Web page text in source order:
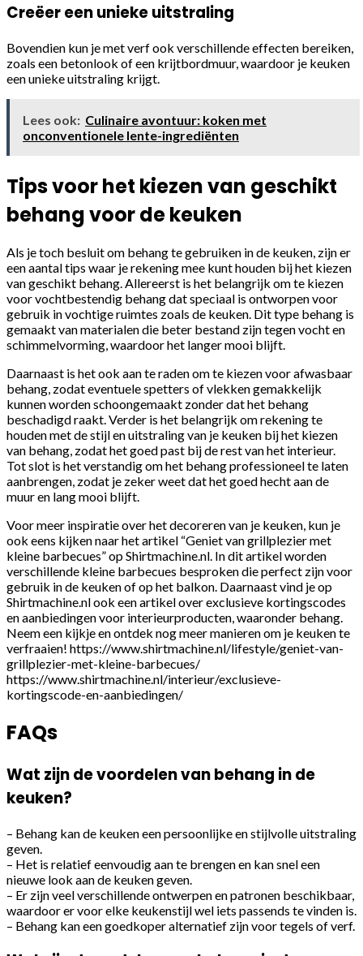
Creëer een unieke uitstraling
Bovendien kun je met verf ook verschillende effecten bereiken,
zoals een betonlook of een krijtbordmuur, waardoor je keuken
een unieke uitstraling krijgt.
Lees ook: Culinaire avontuur: koken met
onconventionele lente-ingrediënten
Tips voor het kiezen van geschikt
behang voor de keuken
Als je toch besluit om behang te gebruiken in de keuken, zijn er
een aantal tips waar je rekening mee kunt houden bij het kiezen
van geschikt behang. Allereerst is het belangrijk om te kiezen
voor vochtbestendig behang dat speciaal is ontworpen voor
gebruik in vochtige ruimtes zoals de keuken. Dit type behang is
gemaakt van materialen die beter bestand zijn tegen vocht en
schimmelvorming, waardoor het langer mooi blijft.
Daarnaast is het ook aan te raden om te kiezen voor afwasbaar
behang, zodat eventuele spetters of vlekken gemakkelijk
kunnen worden schoongemaakt zonder dat het behang
beschadigd raakt. Verder is het belangrijk om rekening te
houden met de stijl en uitstraling van je keuken bij het kiezen
van behang, zodat het goed past bij de rest van het interieur.
Tot slot is het verstandig om het behang professioneel te laten
aanbrengen, zodat je zeker weet dat het goed hecht aan de
muur en lang mooi blijft.
Voor meer inspiratie over het decoreren van je keuken, kun je
ook eens kijken naar het artikel “Geniet van grillplezier met
kleine barbecues” op Shirtmachine.nl. In dit artikel worden
verschillende kleine barbecues besproken die perfect zijn voor
gebruik in de keuken of op het balkon. Daarnaast vind je op
Shirtmachine.nl ook een artikel over exclusieve kortingscodes
en aanbiedingen voor interieurproducten, waaronder behang.
Neem een kijkje en ontdek nog meer manieren om je keuken te
verfraaien! https://www.shirtmachine.nl/lifestyle/geniet-van-
grillplezier-met-kleine-barbecues/
https://www.shirtmachine.nl/interieur/exclusieve-
kortingscode-en-aanbiedingen/
FAQs
Wat zijn de voordelen van behang in de
keuken?
– Behang kan de keuken een persoonlijke en stijlvolle uitstraling
geven.
– Het is relatief eenvoudig aan te brengen en kan snel een
nieuwe look aan de keuken geven.
– Er zijn veel verschillende ontwerpen en patronen beschikbaar,
waardoor er voor elke keukenstijl wel iets passends te vinden is.
– Behang kan een goedkoper alternatief zijn voor tegels of verf.